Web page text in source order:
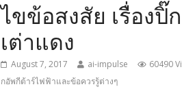
ไขข้อสงสัย เรื่อง
เต่าแดง
August 7, 2017 ai-impulse 60490
กอัพกีต้าร์ไฟฟ้าและข้อควรรู้ต่างๆ